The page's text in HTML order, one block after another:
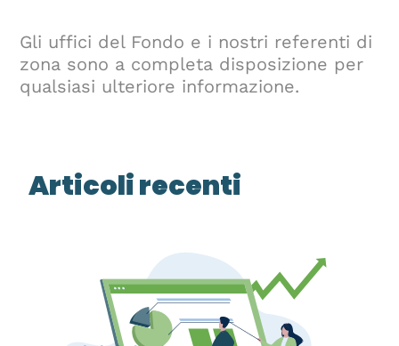
Gli uffici del Fondo e i nostri referenti di
zona sono a completa disposizione per
qualsiasi ulteriore informazione.
Articoli recenti